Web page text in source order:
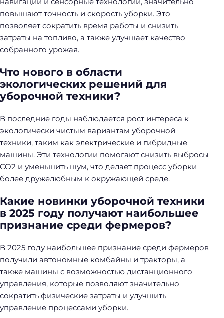
повышают точность и скорость уборки. Это
позволяет сократить время работы и снизить
затраты на топливо, а также улучшает качество
собранного урожая.
Что нового в области
экологических решений для
уборочной техники?
В последние годы наблюдается рост интереса к
экологически чистым вариантам уборочной
техники, таким как электрические и гибридные
машины. Эти технологии помогают снизить выбросы
CO2 и уменьшить шум, что делает процесс уборки
более дружелюбным к окружающей среде.
Какие новинки уборочной техники
в 2025 году получают наибольшее
признание среди фермеров?
В 2025 году наибольшее признание среди фермеров
получили автономные комбайны и тракторы, а
также машины с возможностью дистанционного
управления, которые позволяют значительно
сократить физические затраты и улучшить
управление процессами уборки.